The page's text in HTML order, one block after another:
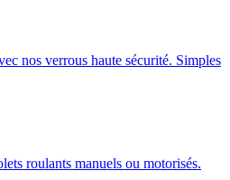
nos verrous haute sécurité. Simples
roulants manuels ou motorisés.